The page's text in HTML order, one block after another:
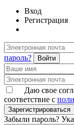
Вход
Регистрация
пароль?
Войти
Даю свое
соответствие с
Зарегистрироваться
Забыли пароль?